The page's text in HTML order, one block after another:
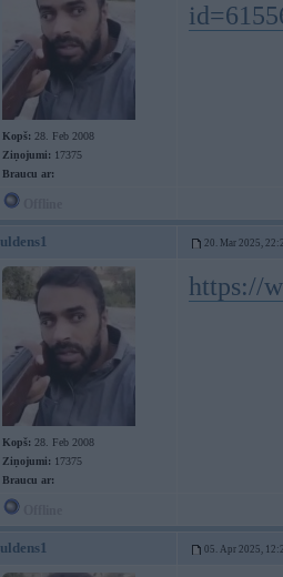
Kopš: 28. Feb 2008
Ziņojumi: 17375
Braucu ar:
uldens1 20. Mar 2025,
Kopš: 28. Feb 2008
Ziņojumi: 17375
Braucu ar:
https://
uldens1 05. Apr 2025,